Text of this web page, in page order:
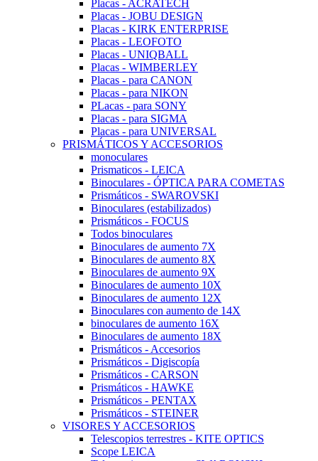
Placas - ACRATECH
Placas - JOBU DESIGN
Placas - KIRK ENTERPRISE
Placas - LEOFOTO
Placas - UNIQBALL
Placas - WIMBERLEY
Placas - para CANON
Placas - para NIKON
PLacas - para SONY
Placas - para SIGMA
Placas - para UNIVERSAL
PRISMÁTICOS Y ACCESORIOS
monoculares
Prismaticos - LEICA
Binoculares - ÓPTICA PARA COMETAS
Prismáticos - SWAROVSKI
Binoculares (estabilizados)
Prismáticos - FOCUS
Todos binoculares
Binoculares de aumento 7X
Binoculares de aumento 8X
Binoculares de aumento 9X
Binoculares de aumento 10X
Binoculares de aumento 12X
Binoculares con aumento de 14X
binoculares de aumento 16X
Binoculares de aumento 18X
Prismáticos - Accesorios
Prismáticos - Digiscopía
Prismáticos - CARSON
Prismáticos - HAWKE
Prismáticos - PENTAX
Prismáticos - STEINER
VISORES Y ACCESORIOS
Telescopios terrestres - KITE OPTICS
Scope LEICA